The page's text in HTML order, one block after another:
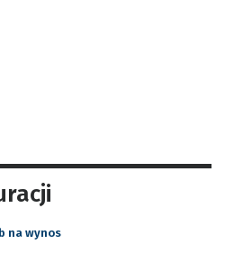
na wynos